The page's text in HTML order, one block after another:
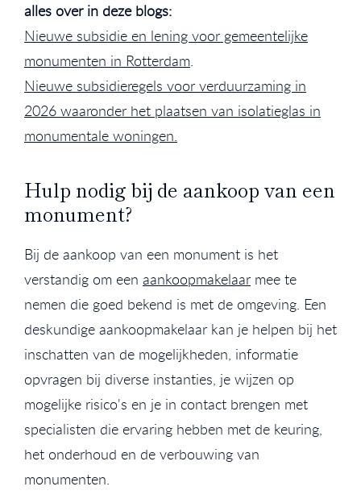
alles over in deze blogs:
Nieuwe subsidie en lening voor gemeentelijke
monumenten in Rotterdam.
Nieuwe subsidieregels voor verduurzaming in
2026 waaronder het plaatsen van isolatieglas in
monumentale woningen.
Hulp nodig bij de aankoop van een
monument?
Bij de aankoop van een monument is het
verstandig om een aankoopmakelaar mee te
nemen die goed bekend is met de omgeving. Een
deskundige aankoopmakelaar kan je helpen bij het
inschatten van de mogelijkheden, informatie
opvragen bij diverse instanties, je wijzen op
mogelijke risico's en je in contact brengen met
specialisten die ervaring hebben met de keuring,
het onderhoud en de verbouwing van
monumenten.